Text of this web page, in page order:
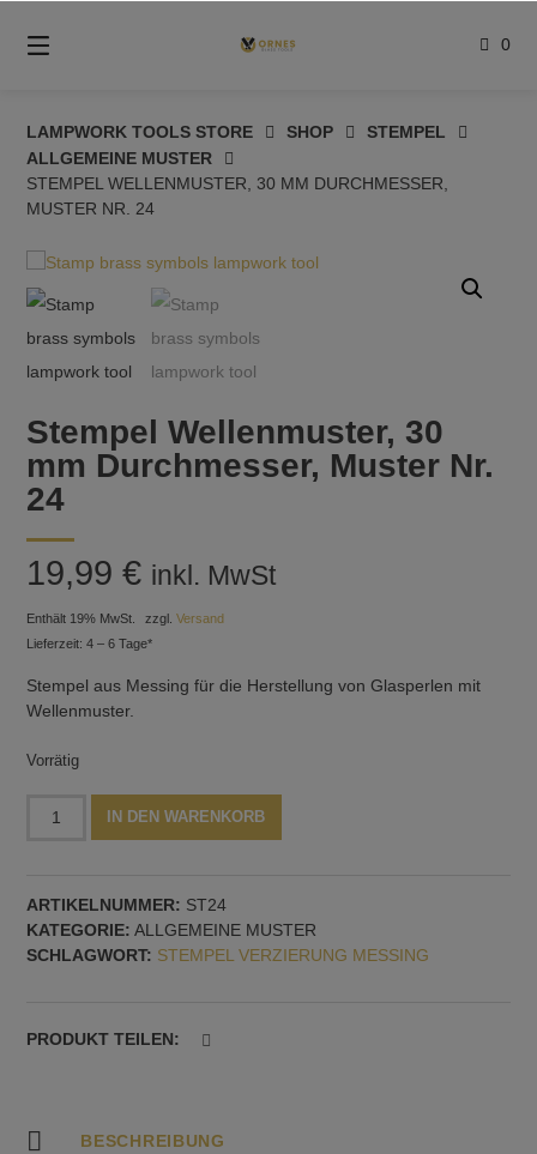
zum
Inhalt
0
LAMPWORK TOOLS STORE SHOP
STEMPEL
ALLGEMEINE MUSTER
STEMPEL WELLENMUSTER, 30 MM DURCHMESSER,
MUSTER NR. 24
Stempel Wellenmuster, 30
mm Durchmesser, Muster Nr.
24
19,99€ inkl. MwSt
Enthält 19% MwSt. zzgl.Versand
Lieferzeit: 4 – 6 Tage*
Stempel aus Messing für die Herstellung von Glasperlen mit
Wellenmuster.
Vorrätig
Durchmesser,
Muster
Nr.
IN DEN WARENKORB
ARTIKELNUMMER: ST24
KATEGORIE: ALLGEMEINE MUSTER
SCHLAGWORT: STEMPEL VERZIERUNG MESSING
PRODUKT TEILEN:
BESCHREIBUNG